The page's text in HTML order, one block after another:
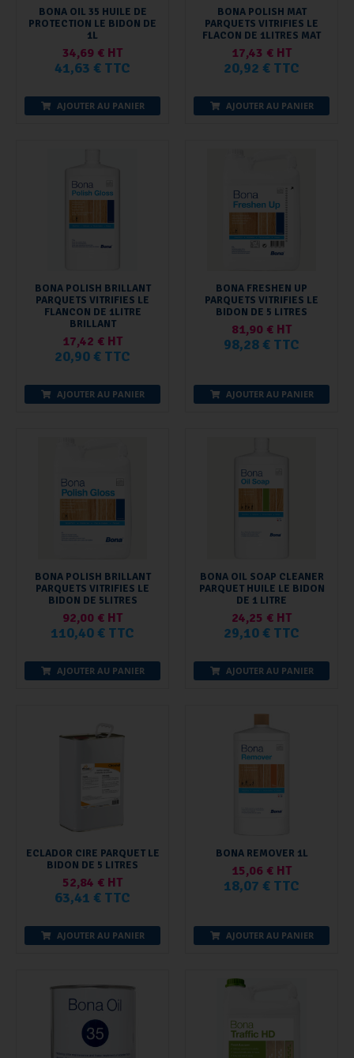
BONA OIL 35 HUILE DE
PROTECTION LE BIDON DE
1L
34,69 € HT
41,63 € TTC
AJOUTER AU PANIER
BONA POLISH MAT
PARQUETS VITRIFIES LE
FLACON DE 1LITRES MAT
17,43 € HT
20,92 € TTC
AJOUTER AU PANIER
BONA POLISH BRILLANT
PARQUETS VITRIFIES LE
FLANCON DE 1LITRE
BRILLANT
17,42 € HT
20,90 € TTC
AJOUTER AU PANIER
BONA FRESHEN UP
PARQUETS VITRIFIES LE
BIDON DE 5 LITRES
81,90 € HT
98,28 € TTC
AJOUTER AU PANIER
BONA POLISH BRILLANT
PARQUETS VITRIFIES LE
BIDON DE 5LITRES
92,00 € HT
110,40 € TTC
AJOUTER AU PANIER
BONA OIL SOAP CLEANER
PARQUET HUILE LE BIDON
DE 1 LITRE
24,25 € HT
29,10 € TTC
AJOUTER AU PANIER
ECLADOR CIRE PARQUET LE
BIDON DE 5 LITRES
52,84 € HT
63,41 € TTC
AJOUTER AU PANIER
BONA REMOVER 1L
15,06 € HT
18,07 € TTC
AJOUTER AU PANIER